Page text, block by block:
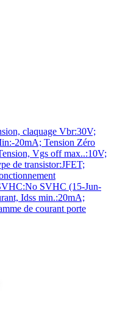
claquage Vbr:30V;
20mA; Tension Zéro
Vgs off max..:10V;
de transistor:JFET;
SVHC (15-Jun-
Idss min.:20mA;
de courant porte